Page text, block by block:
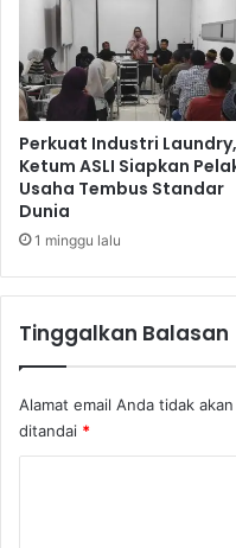
t
a
s
U
d
a
r
a
l
M
i
n
t
a
P
r
d
e
B
e
n
Perkuat Industri Laundry,
Ketum ASLI Siapkan
Usaha Tembus Standar
Dunia
1 minggu lalu
Tinggalkan Balasan
Alamat email Anda tidak
ditandai *